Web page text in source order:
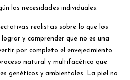
las necesidades individuales.
realistas sobre lo que los
lograr y comprender que no es una
por completo el envejecimiento.
natural y multifacético que
genéticos y ambientales. La piel no